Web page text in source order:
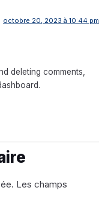
octobre 20, 2023 à 10:44 pm
deleting comments,
Les champs